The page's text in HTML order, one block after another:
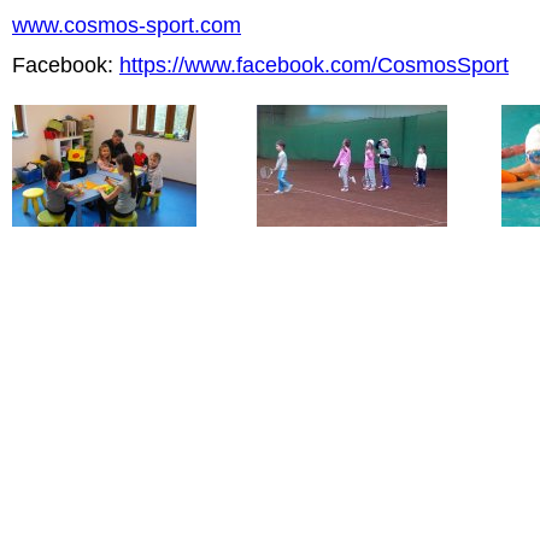
www.cosmos-sport.com
Facebook: https://www.facebook.com/CosmosSport